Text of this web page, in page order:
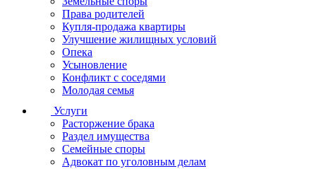
Права родителей
Купля-продажа квартиры
Улучшение жилищных условий
Опека
Усыновление
Конфликт с соседями
Молодая семья
Услуги
Расторжение брака
Раздел имущества
Семейные споры
Адвокат по уголовным делам